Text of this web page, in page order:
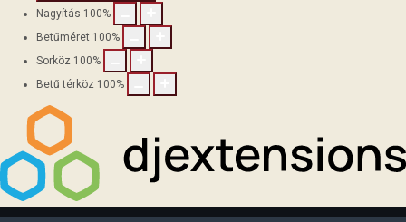
Nagyítás 100%
Betűméret 100%
Sorköz 100%
Betű térköz 100%